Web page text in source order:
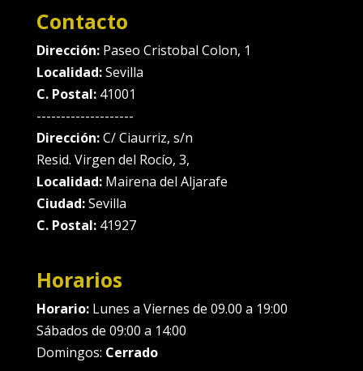
Contacto
Dirección: Paseo Cristobal Colon, 1
Localidad:Sevilla
C. Postal:41001
--------------------
Dirección:C/ Ciaurriz, s/n
Resid. Virgen del Rocío, 3,
Localidad:Mairena del Aljarafe
Ciudad:Sevilla
C. Postal:41927
Horarios
Horario:Lunes a Viernes de 09.00 a 19:00
Sábados de 09:00 a 14:00
Domingos: Cerrado